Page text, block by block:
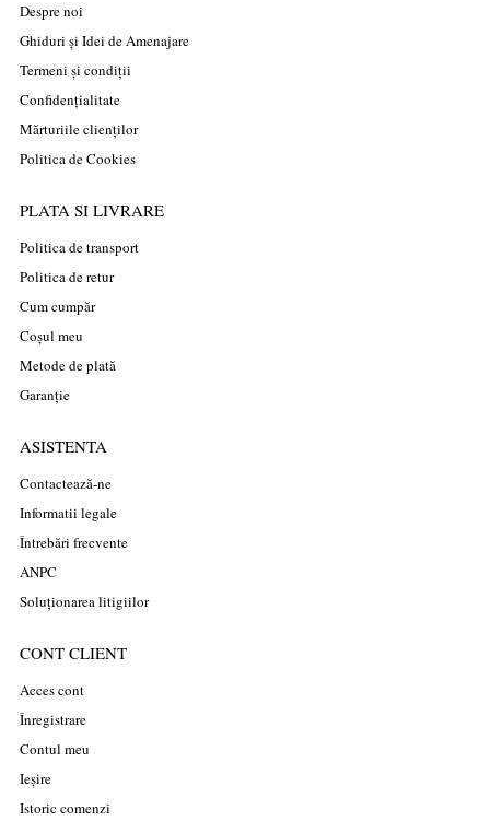
Despre noi
Ghiduri și Idei de Amenajare
Termeni și condiții
Confidențialitate
Mărturiile clienților
Politica de Cookies
PLATA SI LIVRARE
Politica de transport
Politica de retur
Cum cumpăr
Coșul meu
Metode de plată
Garanție
ASISTENTA
Contactează-ne
Informatii legale
Întrebări frecvente
ANPC
Soluționarea litigiilor
CONT CLIENT
Acces cont
Înregistrare
Contul meu
Ieșire
Istoric comenzi